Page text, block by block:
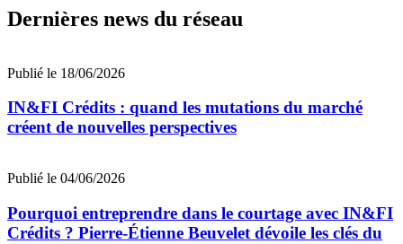
Dernières news du réseau
Publié le 18/06/2026
IN&FI Crédits : quand les mutations du marché
créent de nouvelles perspectives
Publié le 04/06/2026
Pourquoi entreprendre dans le courtage avec IN&FI
Crédits ? Pierre-Étienne Beuvelet dévoile les clés du